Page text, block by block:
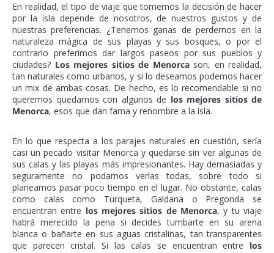
En realidad, el tipo de viaje que tomemos la decisión de hacer
por la isla depende de nosotros, de nuestros gustos y de
nuestras preferencias. ¿Tenemos ganas de perdernos en la
naturaleza mágica de sus playas y sus bosques, o por el
contrario preferimos dar largos paseos por sus pueblos y
ciudades? Los mejores sitios de Menorcason, en realidad,
tan naturales como urbanos, y si lo deseamos podemos hacer
un mix de ambas cosas. De hecho, es lo recomendable si no
queremos quedarnos con algunos de los mejores sitios de
Menorca, esos que dan fama y renombre a la isla.
En lo que respecta a los parajes naturales en cuestión, sería
casi un pecado visitar Menorca y quedarse sin ver algunas de
sus calas y las playas más impresionantes. Hay demasiadas y
seguramente no podamos verlas todas, sobre todo si
planeamos pasar poco tiempo en el lugar. No obstante, calas
como calas como Turqueta, Galdana o Pregonda se
encuentran entre los mejores sitios de Menorca, y tu viaje
habrá merecido la pena si decides tumbarte en su arena
blanca o bañarte en sus aguas cristalinas, tan transparentes
que parecen cristal. Si las calas se encuentran entre los